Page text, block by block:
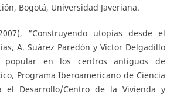
Bogotá, Universidad Javeriana.
“Construyendo utopías desde el
A. Suárez Paredón y Víctor Delgadillo
popular en los centros antiguos de
Programa Iberoamericano de Ciencia
el Desarrollo/Centro de la Vivienda y